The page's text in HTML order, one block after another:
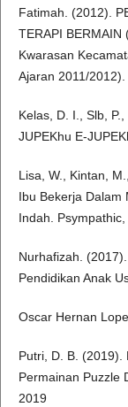
Fatimah. (2012).
TERAPI BERMAIN
Kwarasan
Ajaran 2011/
Kelas, D. I., Slb,
JUPEKhu E-
Lisa, W., Kintan,
Ibu Bekerja Dalam
Indah.
Nurhafizah.
Pendidikan Anak
Oscar Hernan
Putri, D. B. (2019).
Permainan Puzzle
2019